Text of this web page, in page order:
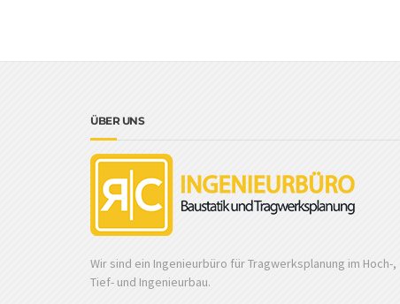
ÜBER UNS
Wir sind ein Ingenieurbüro für Tragwerksplanung im Hoch-,
Tief- und Ingenieurbau.